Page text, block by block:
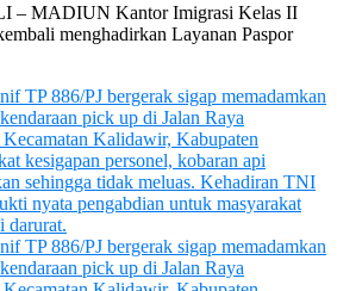
– MADIUN Kantor Imigrasi Kelas II
menghadirkan Layanan Paspor